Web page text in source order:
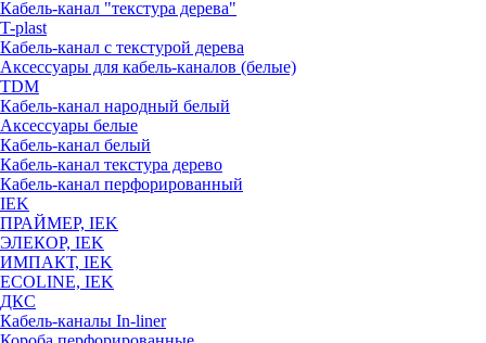
Кабель-канал "текстура дерева"
T-plast
Кабель-канал с текстурой дерева
Аксессуары для кабель-каналов (белые)
TDM
Кабель-канал народный белый
Аксессуары белые
Кабель-канал белый
Кабель-канал текстура дерево
Кабель-канал перфорированный
IEK
ПРАЙМЕР, IEK
ЭЛЕКОР, IEK
ИМПАКТ, IEK
ECOLINE, IEK
ДКС
Кабель-каналы In-liner